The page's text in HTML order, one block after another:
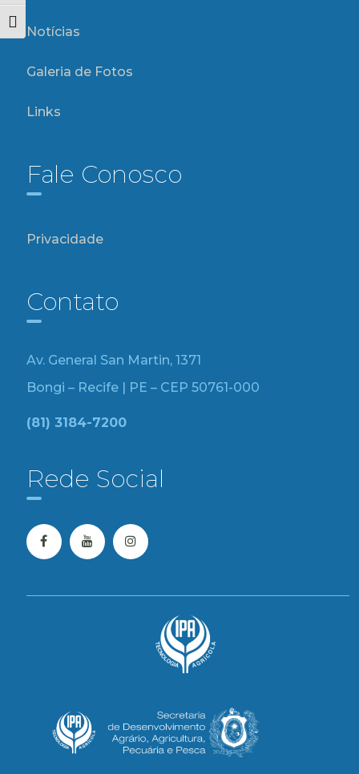
Alternar tamanho da fonte
Notícias
Galeria de Fotos
Links
Fale Conosco
Privacidade
Contato
Av. General San Martin, 1371
Bongi – Recife | PE – CEP 50761-000
(81) 3184-7200
Rede Social